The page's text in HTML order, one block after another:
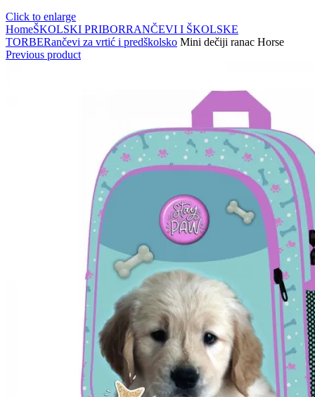
Click to enlarge
HomeŠKOLSKI PRIBORRANČEVI I ŠKOLSKE
TORBERančevi za vrtić i predškolsko Mini dečiji ranac Horse
Previous product